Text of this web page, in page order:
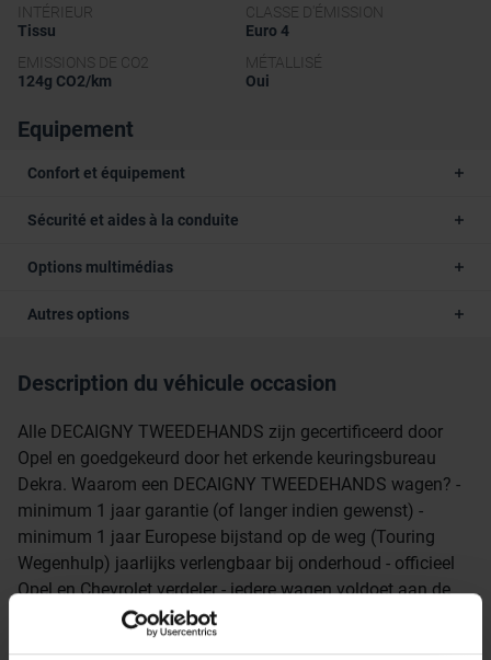
INTÉRIEUR
Tissu
CLASSE D'ÉMISSION
Euro 4
EMISSIONS DE CO2
124g CO2/km
MÉTALLISÉ
Oui
Equipement
Confort et équipement
Sécurité et aides à la conduite
Options multimédias
Autres options
Description du véhicule occasion
Alle DECAIGNY TWEEDEHANDS zijn gecertificeerd door
Opel en goedgekeurd door het erkende keuringsbureau
Dekra. Waarom een DECAIGNY TWEEDEHANDS wagen? -
minimum 1 jaar garantie (of langer indien gewenst) -
minimum 1 jaar Europese bijstand op de weg (Touring
Wegenhulp) jaarlijks verlengbaar bij onderhoud - officieel
Opel en Chevrolet verdeler - iedere wagen voldoet aan de
strenge Opel Certified Used Cars normen - uitgebreide
testrit mogelijk om onze kwaliteit te ervaren - iedere wagen